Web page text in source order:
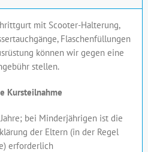
mit Scooter-Halterung,
Flaschenfüllungen
können wir gegen eine
stellen.
Kursteilnahme
bei Minderjährigen ist die
der Eltern (in der Regel
erforderlich